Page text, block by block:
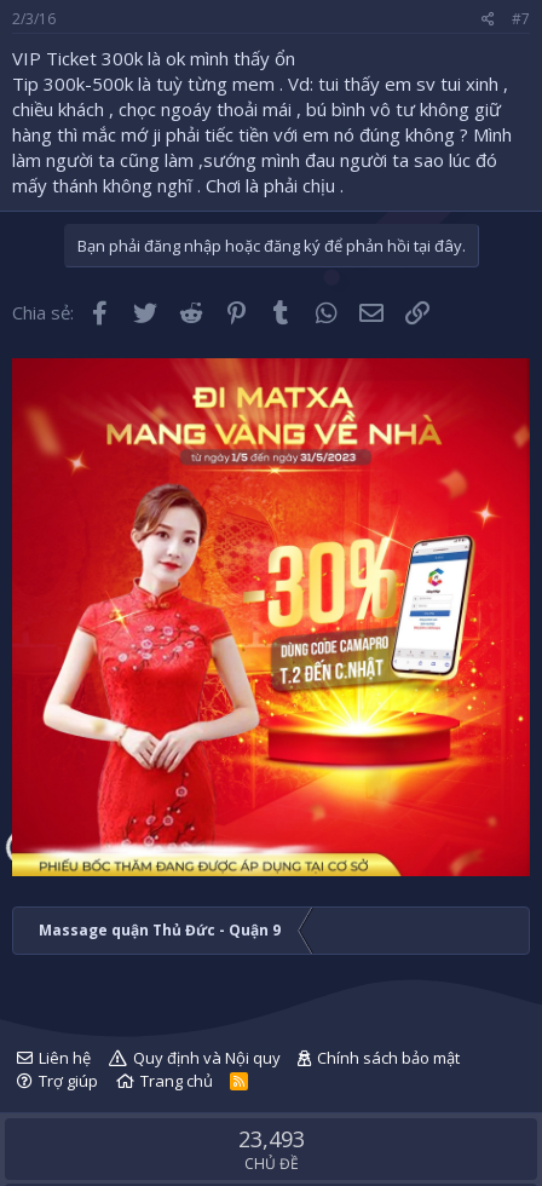
s
2/3/16 #7
VIP Ticket 300k là ok mình thấy ổn
Tip 300k-500k là tuỳ từng mem . Vd: tui thấy em sv tui xinh ,
chiều khách , chọc ngoáy thoải mái , bú bình vô tư không giữ
hàng thì mắc mớ ji phải tiếc tiền với em nó đúng không ? Mình
làm người ta cũng làm ,sướng mình đau người ta sao lúc đó
mấy thánh không nghĩ . Chơi là phải chịu .
Bạn phải đăng nhập hoặc đăng ký để phản hồi tại đây.
Chia sẻ: Facebook
Twitter Reddit Pinterest
Tumblr WhatsApp
Email
Massage quận Thủ Đức - Quận 9
Liên hệ Quy định và Nội quy
Chính sách bảo mật
Trợ giúp
Trang chủ
R
S
23,493
CHỦ ĐỀ